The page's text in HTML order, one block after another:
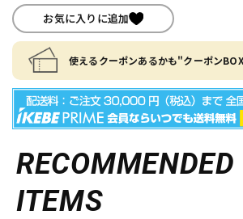
お気に入りに追加
使えるクーポンあるかも"クーポン
RECOMMENDED
ITEMS